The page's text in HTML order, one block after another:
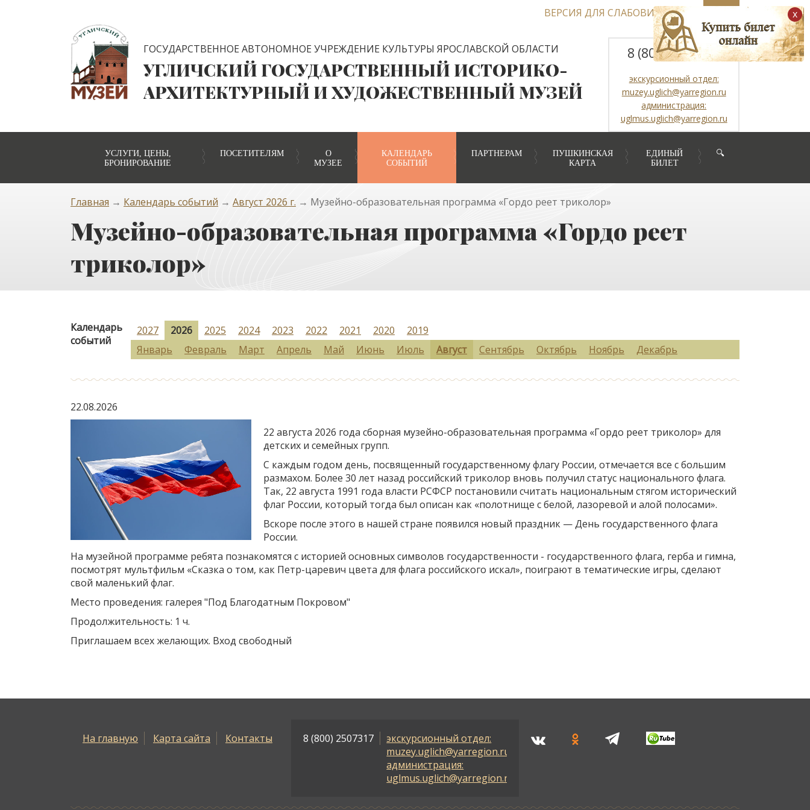
ВЕРСИЯ ДЛЯ СЛАБОВИДЯЩИХ
ГОСУДАРСТВЕННОЕ АВТОНОМНОЕ УЧРЕЖДЕНИЕ КУЛЬТУРЫ ЯРОСЛАВСКОЙ ОБЛАСТИ
УГЛИЧСКИЙ ГОСУДАРСТВЕННЫЙ ИСТОРИКО-
АРХИТЕКТУРНЫЙ И ХУДОЖЕСТВЕННЫЙ МУЗЕЙ
8 (800) 2507317
экскурсионный отдел:
muzey.uglich@yarregion.ru
администрация:
uglmus.uglich@yarregion.ru
УСЛУГИ, ЦЕНЫ,
БРОНИРОВАНИЕ
ПОСЕТИТЕЛЯМ
О
МУЗЕЕ
КАЛЕНДАРЬ
СОБЫТИЙ
ПАРТНЕРАМ
ПУШКИНСКАЯ
КАРТА
ЕДИНЫЙ
БИЛЕТ
🔍
Главная → Календарь событий → Август 2026 г. → Музейно-образовательная программа «Гордо реет триколор»
Музейно-образовательная программа «Гордо реет
триколор»
Календарь
событий
2027 2026 2025 2024 2023 2022 2021 2020
2019
Январь
Февраль Март Апрель Май Июнь Июль Август Сентябрь Октябрь Ноябрь Декабрь
22.08.2026
22 августа 2026 года сборная музейно-образовательная программа «Гордо реет триколор» для
детских и семейных групп.
С каждым годом день, посвященный государственному флагу России, отмечается все с большим
размахом. Более 30 лет назад российский триколор вновь получил статус национального флага.
Так, 22 августа 1991 года власти РСФСР постановили считать национальным стягом исторический
флаг России, который тогда был описан как «полотнище с белой, лазоревой и алой полосами».
Вскоре после этого в нашей стране появился новый праздник — День государственного флага
России.
На музейной программе ребята познакомятся с историей основных символов государственности - государственного флага, герба и гимна,
посмотрят мультфильм «Сказка о том, как Петр-царевич цвета для флага российского искал», поиграют в тематические игры, сделают
свой маленький флаг.
Место проведения: галерея "Под Благодатным Покровом"
Продолжительность: 1 ч.
Приглашаем всех желающих. Вход свободный
x
На главную Карта сайта Контакты 8 (800) 2507317
экскурсионный отдел:
muzey.uglich@yarregion.ru
администрация:
uglmus.uglich@yarregion.ru